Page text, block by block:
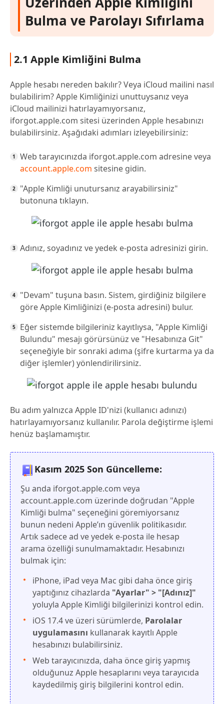
Bulma ve Parolayı Sıfırlama
2.1 Apple Kimliğini Bulma
Apple hesabı nereden bakılır? Veya iCloud mailini nasıl
bulabilirim? Apple Kimliğinizi unuttuysanız veya
iCloud mailinizi hatırlayamıyorsanız,
iforgot.apple.com sitesi üzerinden Apple hesabınızı
bulabilirsiniz. Aşağıdaki adımları izleyebilirsiniz:
Web tarayıcınızda iforgot.apple.com adresine veya
account.apple.com sitesine gidin.
"Apple Kimliği unutursanız arayabilirsiniz"
butonuna tıklayın.
Adınız, soyadınız ve yedek e-posta adresinizi girin.
"Devam" tuşuna basın. Sistem, girdiğiniz bilgilere
göre Apple Kimliğinizi (e-posta adresini) bulur.
Eğer sistemde bilgileriniz kayıtlıysa, "Apple Kimliği
Bulundu" mesajı görürsünüz ve "Hesabınıza Git"
seçeneğiyle bir sonraki adıma (şifre kurtarma ya da
diğer işlemler) yönlendirilirsiniz.
Bu adım yalnızca Apple ID'nizi (kullanıcı adınızı)
hatırlayamıyorsanız kullanılır. Parola değiştirme işlemi
henüz başlamamıştır.
Kasım 2025 Son Güncelleme:
Şu anda iforgot.apple.com veya
account.apple.com üzerinde doğrudan "Apple
Kimliği bulma" seçeneğini göremiyorsanız
bunun nedeni Apple’ın güvenlik politikasıdır.
Artık sadece ad ve yedek e-posta ile hesap
arama özelliği sunulmamaktadır. Hesabınızı
bulmak için:
iPhone, iPad veya Mac gibi daha önce giriş
yaptığınız cihazlarda "Ayarlar" > "[Adınız]"
yoluyla Apple Kimliği bilgilerinizi kontrol edin.
iOS 17.4 ve üzeri sürümlerde, Parolalar
uygulamasını kullanarak kayıtlı Apple
hesabınızı bulabilirsiniz.
Web tarayıcınızda, daha önce giriş yapmış
olduğunuz Apple hesaplarını veya tarayıcıda
kaydedilmiş giriş bilgilerini kontrol edin.